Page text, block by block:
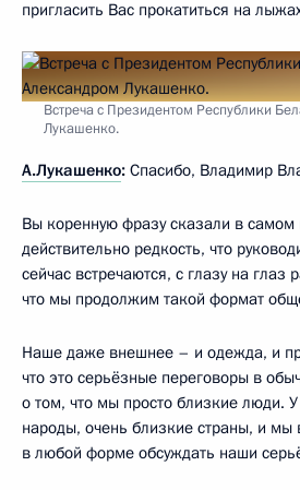
пригласить Вас прокатиться на
Встреча с Президентом Республики
Лукашенко.
А.Лукашенко: Спасибо, Владимир
Вы коренную фразу сказали в самом
действительно редкость, что
сейчас встречаются, с глазу на глаз
что мы продолжим такой формат
Наше даже внешнее – и одежда, и
что это серьёзные переговоры в
о том, что мы просто близкие люди.
народы, очень близкие страны, и
в любой форме обсуждать наши